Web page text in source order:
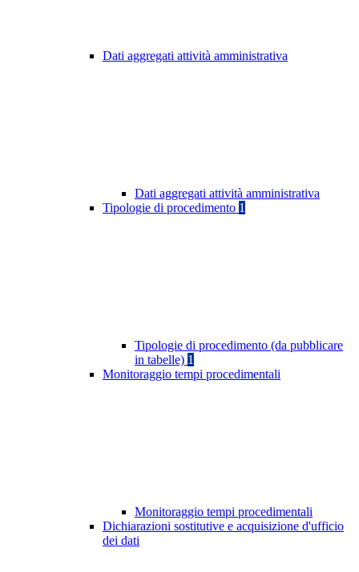
Dati aggregati attività amministrativa
Dati aggregati attività amministrativa
Tipologie di procedimento 1
Tipologie di procedimento (da pubblicare
in tabelle) 1
Monitoraggio tempi procedimentali
Monitoraggio tempi procedimentali
Dichiarazioni sostitutive e acquisizione d'ufficio
dei dati